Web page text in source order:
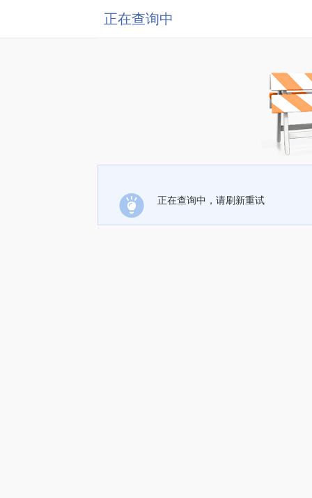
正在查询中
正在查询中，请刷新重试